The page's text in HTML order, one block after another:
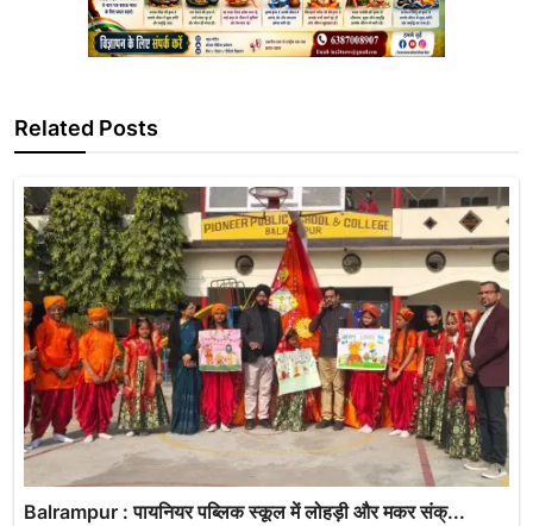
Related Posts
Balrampur : पायनियर पब्लिक स्कूल में लोहड़ी और मकर संक्...